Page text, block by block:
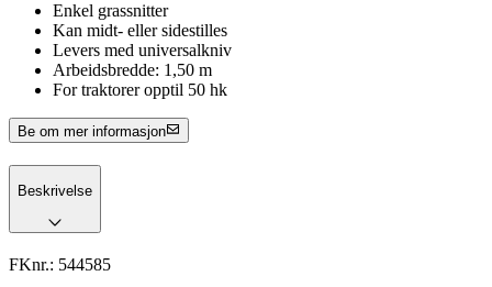
Enkel grassnitter
Kan midt- eller sidestilles
Levers med universalkniv
Arbeidsbredde: 1,50 m
For traktorer opptil 50 hk
Be om mer informasjon
Beskrivelse
FKnr.: 544585